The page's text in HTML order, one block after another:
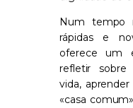
Num tempo
rápidas e
oferece um
refletir sobre
vida,
«casa